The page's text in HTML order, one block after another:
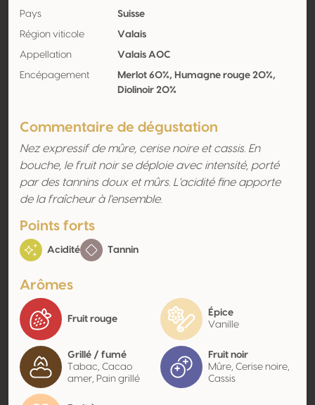
Pays Suisse
Région viticole Valais
Appellation Valais AOC
Encépagement
Merlot 60%, Humagne rouge 20%,
Diolinoir 20%
Commentaire de dégustation
Nez expressif de mûre, cerise noire et cassis. En
bouche, le fruit noir se déploie avec intensité, porté
par des tannins doux et mûrs. L'acidité fine apporte
de la fraîcheur à l'ensemble.
Points forts
Acidité Tannin
Arômes
Fruit rouge
Épice
Vanille
Grillé / fumé
Tabac, Cacao
amer, Pain grillé
Fruit noir
Mûre, Cerise noire,
Cassis